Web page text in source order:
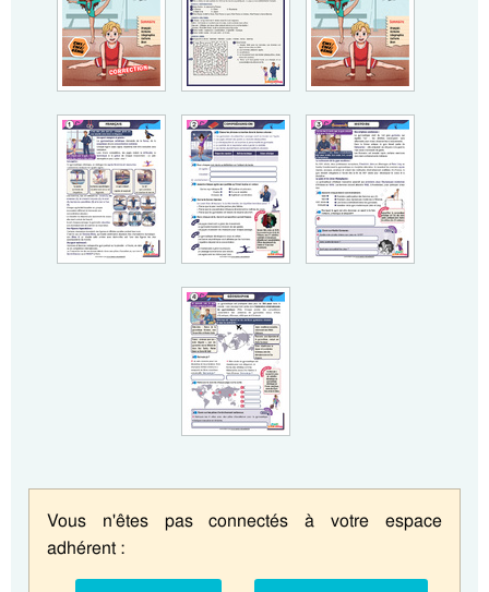
Vous n'êtes pas connectés à votre espace
adhérent :